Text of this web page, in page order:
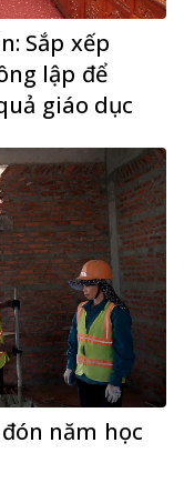
Sắp xếp
lập để
giáo dục
năm học